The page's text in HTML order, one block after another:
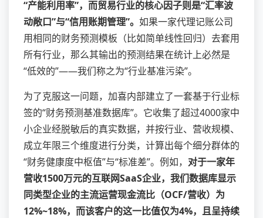
“产能利用率”，而贸易行业的核心因子则是“汇率波
动敞口”与“信用账期管理”。 如果一家代理记账公司
用相同的财务预测模板（比如简单线性回归）去套用
所有行业，那么其输出的预测结果在统计上必然是
“低效的”——我们称之为“行业基准污染”。
为了克服这一问题，加喜内部建立了一套基于行业标
签的“财务预测基准数据库”。它收集了超过4000家中
小企业经脱敏后的真实数据，并按行业、营收规模、
成立年限三个维度进行分类，计算出每个细分群体的
“财务健康度中枢值”与“标准差”。例如， 对于一家年
营收1500万元的互联网SaaS企业，我们数据库显示
同类型企业的主流运营现金流比（OCF/营收）为
12%~18%，而该客户的这一比值仅为4%，且呈持续